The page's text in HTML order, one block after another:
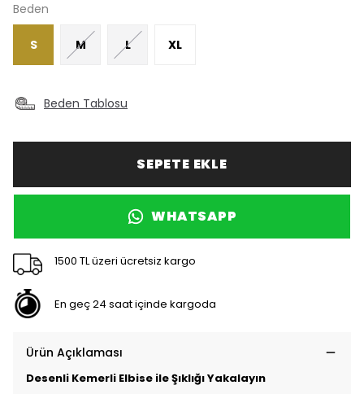
Beden
S M L XL
Beden Tablosu
SEPETE EKLE
WHATSAPP
1500 TL üzeri ücretsiz kargo
En geç 24 saat içinde kargoda
Ürün Açıklaması
Desenli Kemerli Elbise ile Şıklığı Yakalayın